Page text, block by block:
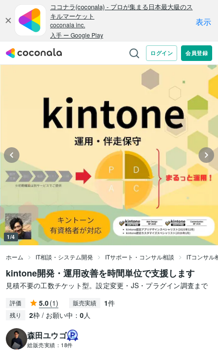
1/4
ホーム IT相談・システム開発 ITサポート・コンサル相談 ITコンサル
kintone開発・運用改善を時間単位で支援します
見積不要の工数チケット型。設定変更・JS・プラグイン調査まで
評価 5.0(1) 販売実績 1件
残り 2枠 / お願い中： 0人
森田ユウゴ
総販売実績： 18件